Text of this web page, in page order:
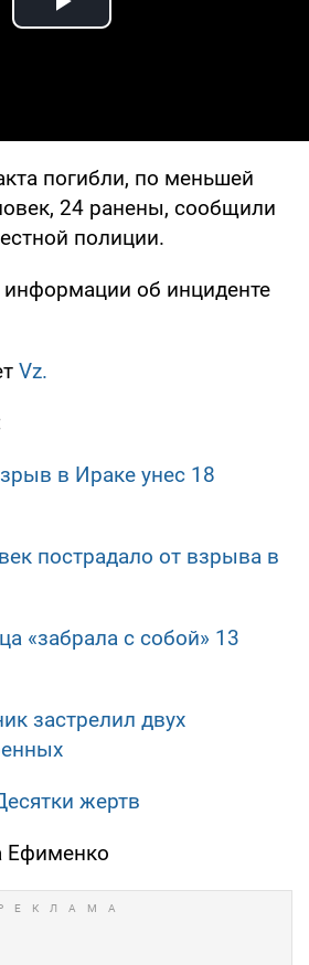
Play Video
погибли, по меньшей
24 ранены, сообщили
полиции.
об инциденте
Vz.
в Ираке унес 18
пострадало от взрыва в
«забрала с собой» 13
застрелил двух
жертв
Ефименко